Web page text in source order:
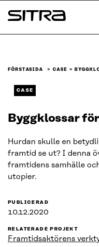
Skip to
content
Sitra
FÖRSTASIDA CASE
CASE
Byggklossar
Hurdan skulle en
framtid se ut? I denna
framtidens samhälle
utopier.
PUBLICERAD
10.12.2020
RELATERADE PROJEKT
Framtidsaktörens